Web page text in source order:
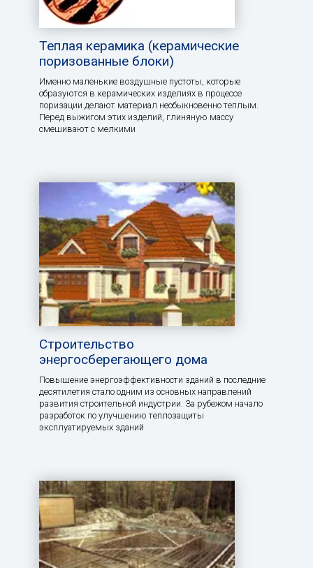
Теплая керамика (керамические
поризованные блоки)
Именно маленькие воздушные пустоты, которые
образуются в керамических изделиях в процессе
поризации делают материал необыкновенно теплым.
Перед выжигом этих изделий, глиняную массу
смешивают с мелкими
Строительство
энергосберегающего дома
Повышение энергоэффективности зданий в последние
десятилетия стало одним из основных направлений
развития строительной индустрии. За рубежом начало
разработок по улучшению теплозащиты
эксплуатируемых зданий